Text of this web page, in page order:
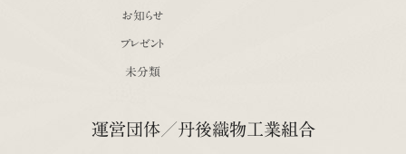
お知らせ
プレゼント
未分類
運営団体／丹後織物工業組合